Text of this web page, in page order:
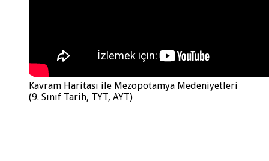
Kavram Haritası ile Mezopotamya Medeniyetleri
(9. Sınıf Tarih, TYT, AYT)